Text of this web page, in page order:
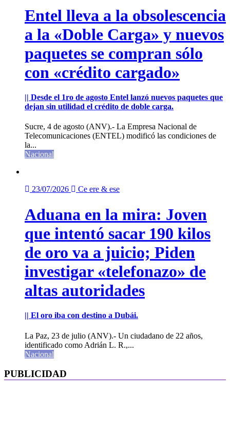
Entel lleva a la obsolescencia
a la «Doble Carga» y nuevos
paquetes se compran sólo
con «crédito cargado»
|| Desde el 1ro de agosto Entel lanzó nuevos paquetes que
dejan sin utilidad el crédito de doble carga.
Sucre, 4 de agosto (ANV).- La Empresa Nacional de
Telecomunicaciones (ENTEL) modificó las condiciones de
la...
Nacional
23/07/2026 Ce ere & ese
Aduana en la mira: Joven
que intentó sacar 190 kilos
de oro va a juicio; Piden
investigar «telefonazo» de
altas autoridades
|| El oro iba con destino a Dubái.
La Paz, 23 de julio (ANV).- Un ciudadano de 22 años,
identificado como Adrián L. R.,...
Nacional
PUBLICIDAD